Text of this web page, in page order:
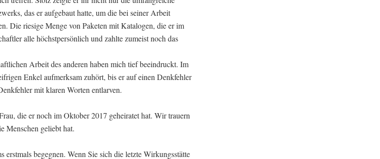
das er aufgebaut hatte, um die bei seiner Arbeit
Die riesige Menge von Paketen mit Katalogen, die er im
alle höchstpersönlich und zahlte zumeist noch das
Arbeit des anderen haben mich tief beeindruckt. Im
Enkel aufmerksam zuhört, bis er auf einen Denkfehler
mit klaren Worten entlarven.
die er noch im Oktober 2017 geheiratet hat. Wir trauern
Menschen geliebt hat.
begegnen. Wenn Sie sich die letzte Wirkungsstätte